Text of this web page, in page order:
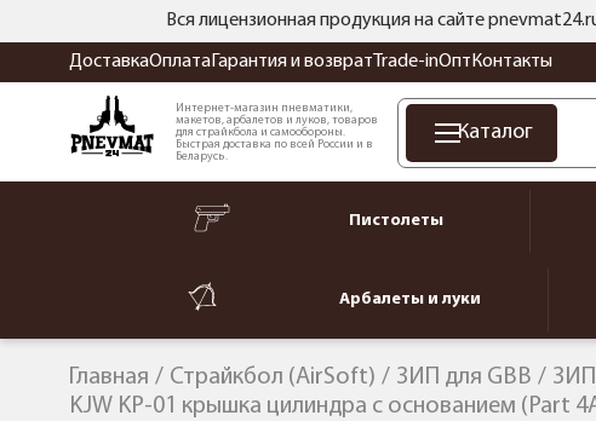
Вся лицензионная продукция на сайте
ДоставкаОплата Гарантия и возврат Trade-inОпт Контакты
Интернет-магазин пневматики,
макетов, арбалетов и луков, товаров
для страйкбола и самообороны.
Быстрая доставка по всей России и в
Беларусь.
Каталог
Пистолеты
Арбалеты и луки
Главная Страйкбол (AirSoft) ЗИП для GBB ЗИП
KJW KP-01 крышка цилиндра с основанием (Part